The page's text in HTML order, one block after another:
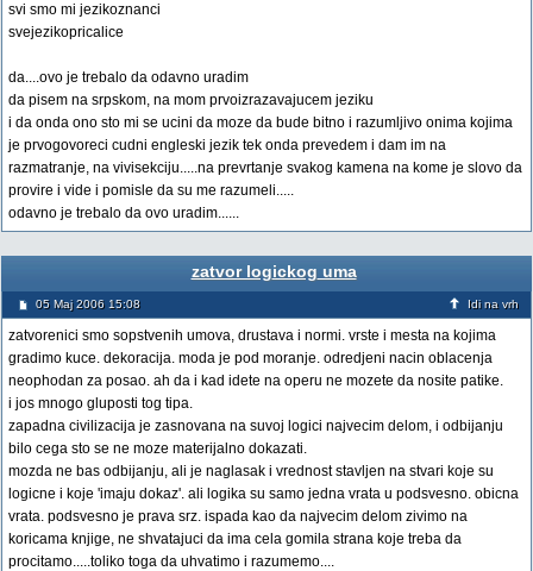
svi smo mi jezikoznanci
svejezikopricalice
da....ovo je trebalo da odavno uradim
da pisem na srpskom, na mom prvoizrazavajucem jeziku
i da onda ono sto mi se ucini da moze da bude bitno i razumljivo onima kojima
je prvogovoreci cudni engleski jezik tek onda prevedem i dam im na
razmatranje, na vivisekciju.....na prevrtanje svakog kamena na kome je slovo da
provire i vide i pomisle da su me razumeli.....
odavno je trebalo da ovo uradim......
zatvor logickog uma
05 Maj 2006 15:08 Idi na vrh
zatvorenici smo sopstvenih umova, drustava i normi. vrste i mesta na kojima
gradimo kuce. dekoracija. moda je pod moranje. odredjeni nacin oblacenja
neophodan za posao. ah da i kad idete na operu ne mozete da nosite patike.
i jos mnogo gluposti tog tipa.
zapadna civilizacija je zasnovana na suvoj logici najvecim delom, i odbijanju
bilo cega sto se ne moze materijalno dokazati.
mozda ne bas odbijanju, ali je naglasak i vrednost stavljen na stvari koje su
logicne i koje 'imaju dokaz'. ali logika su samo jedna vrata u podsvesno. obicna
vrata. podsvesno je prava srz. ispada kao da najvecim delom zivimo na
koricama knjige, ne shvatajuci da ima cela gomila strana koje treba da
procitamo.....toliko toga da uhvatimo i razumemo....